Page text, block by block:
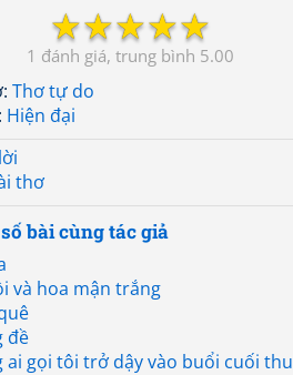
☆
☆
☆
☆
☆
1 5.00
Thơ tự do
Hiện đại
thơ
bài cùng tác giả
và hoa mận trắng
đề
ai gọi tôi trở dậy vào buổi cuối thu